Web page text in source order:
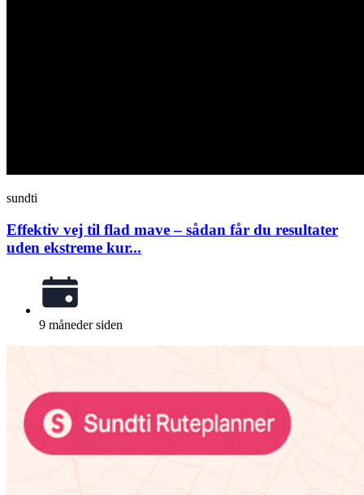
sundti
Effektiv vej til flad mave – sådan får du resultater
uden ekstreme kur...
9 måneder siden